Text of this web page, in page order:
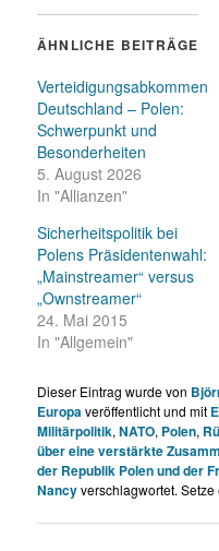
ÄHNLICHE BEITRÄGE
Verteidigungsabkommen
Deutschland – Polen:
Schwerpunkt und
Besonderheiten
5. August 2026
In "Allianzen"
Sicherheitspolitik bei
Polens Präsidentenwahl:
„Mainstreamer“ versus
„Ownstreamer“
24. Mai 2015
In "Allgemein"
Dieser Eintrag wurde von
Europaveröffentlicht und mit
Militärpolitik,NATO, Polen,
über eine verstärkte
der Republik Polen und der
Nancyverschlagwortet.